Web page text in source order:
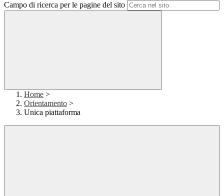
Campo di ricerca per le pagine del sito
Home >
Orientamento >
Unica piattaforma